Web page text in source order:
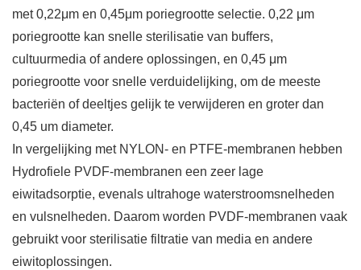
met 0,22μm en 0,45μm poriegrootte selectie. 0,22 μm
poriegrootte kan snelle sterilisatie van buffers,
cultuurmedia of andere oplossingen, en 0,45 μm
poriegrootte voor snelle verduidelijking, om de meeste
bacteriën of deeltjes gelijk te verwijderen en groter dan
0,45 um diameter.
In vergelijking met NYLON- en PTFE-membranen hebben
Hydrofiele PVDF-membranen een zeer lage
eiwitadsorptie, evenals ultrahoge waterstroomsnelheden
en vulsnelheden. Daarom worden PVDF-membranen vaak
gebruikt voor sterilisatie filtratie van media en andere
eiwitoplossingen.